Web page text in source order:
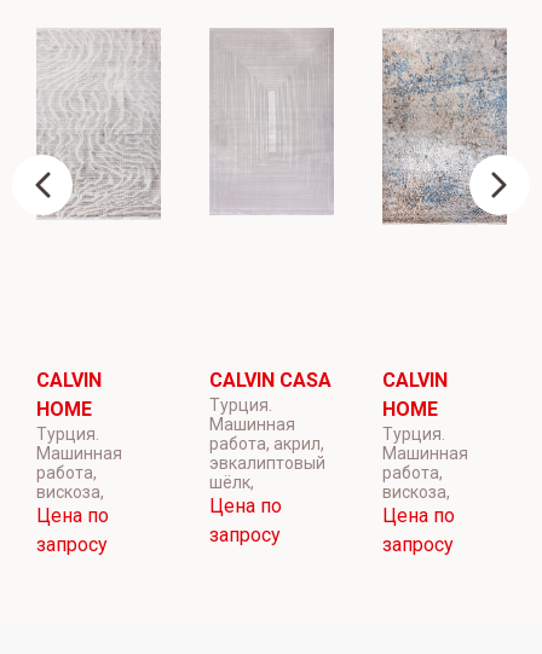
CALVIN
HOME
Турция.
Машинная
работа,
вискоза,
Цена по
запросу
CALVIN CASA
Турция.
Машинная
работа, акрил,
эвкалиптовый
шёлк,
Цена по
запросу
CALVIN
HOME
Турция.
Машинная
работа,
вискоза,
Цена по
запросу